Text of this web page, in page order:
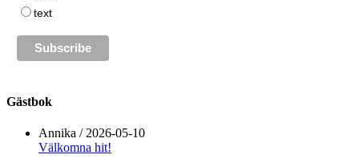
text
Gästbok
Annika / 2026-05-10
Välkomna hit!